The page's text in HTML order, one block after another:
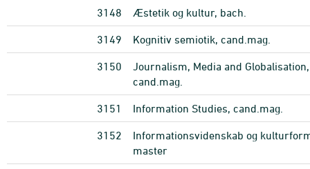
3148 Æstetik og kultur, bach.
3149 Kognitiv semiotik, cand.mag.
3150
Journalism, Media and Globalisation,
cand.mag.
3151 Information Studies, cand.mag.
3152
Informationsvidenskab og
master